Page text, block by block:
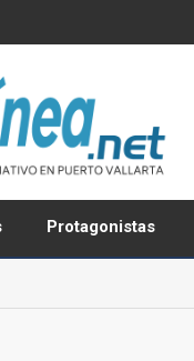
Protagonistas